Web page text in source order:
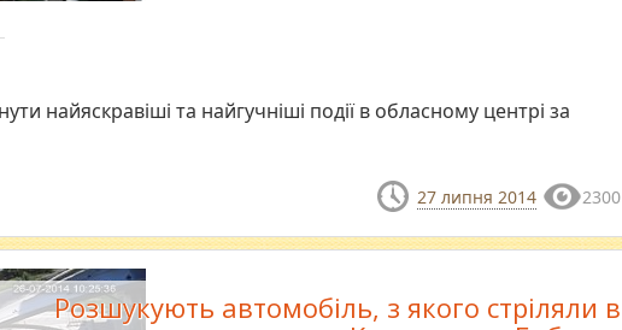
найяскравіші та найгучніші події в обласному центрі за
27 липня 2014 2300
Розшукують автомобіль, з якого стріляли в